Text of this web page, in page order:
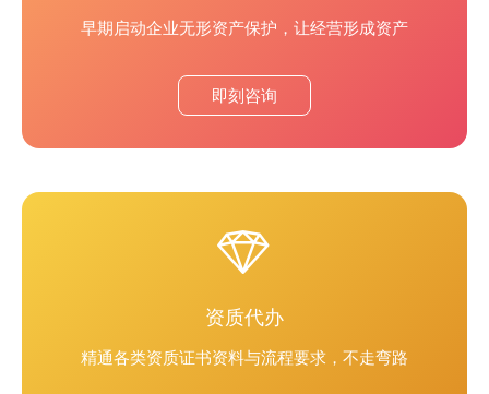
早期启动企业无形资产保护，让经营形成资产
即刻咨询
资质代办
精通各类资质证书资料与流程要求，不走弯路